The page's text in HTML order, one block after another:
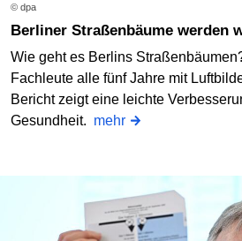
© dpa
Berliner Straßenbäume werden
Wie geht es Berlins
Fachleute alle fünf Jahre mit
Bericht zeigt eine leichte
Gesundheit. mehr